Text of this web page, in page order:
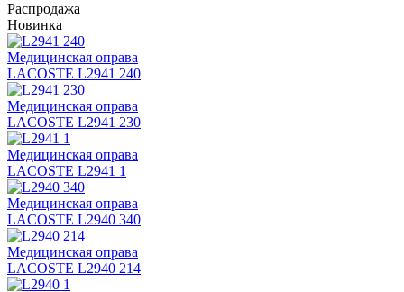
Распродажа
Новинка
Медицинская оправа
LACOSTE L2941 240
Медицинская оправа
LACOSTE L2941 230
Медицинская оправа
LACOSTE L2941 1
Медицинская оправа
LACOSTE L2940 340
Медицинская оправа
LACOSTE L2940 214